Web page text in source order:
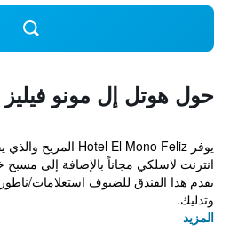
حول هوتل إل مونو فيليز
انترنت لاسلكي مجاناً بالإضافة إلى
يقدم هذا الفندق للضيوف استعلامات/
وتدليك.
المزيد